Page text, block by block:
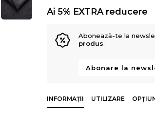
Ai 5% EXTRA reducere
Abonează-te la
produs.
Abonare la
INFORMAȚII UTILIZARE